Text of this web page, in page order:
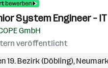
System Engineer –
GmbH
veröffentlicht
19. Bezirk (Döbling),